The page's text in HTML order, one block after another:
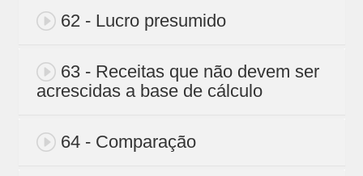
62 - Lucro presumido
63 - Receitas que não devem ser
acrescidas a base de cálculo
64 - Comparação